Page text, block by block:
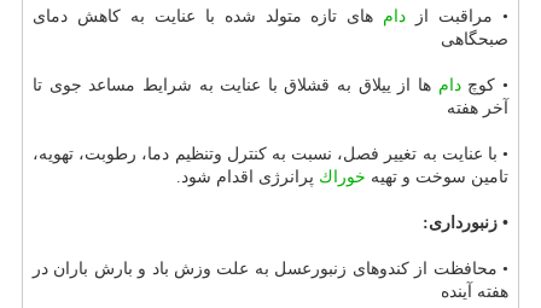
• مراقبت از دام های تازه متولد شده با عنایت به كاهش دمای
صبحگاهی
• كوچدام ها از ییلاق به قشلاق با عنایت به شرایط مساعد جوی تا
آخر هفته
• با عنایت به تغییر فصل، نسبت به كنترل وتنظیم دما، رطوبت، تهویه،
تامین سوخت و تهیه خوراك پرانرژی اقدام شود.
• زنبورداری:
• محافظت از كندوهای زنبورعسل به علت وزش باد و بارش باران در
هفته آینده